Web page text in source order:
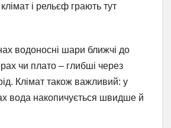
і рельєф грають тут
водоносні шари ближчі до
чи плато – глибші через
Клімат також важливий: у
вода накопичується швидше й